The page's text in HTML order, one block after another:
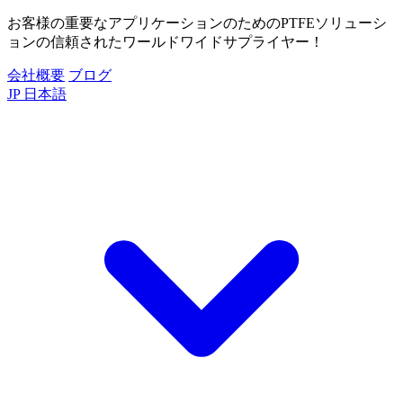
お客様の重要なアプリケーションのためのPTFEソリューシ
ョンの信頼されたワールドワイドサプライヤー！
会社概要 ブログ
JP 日本語